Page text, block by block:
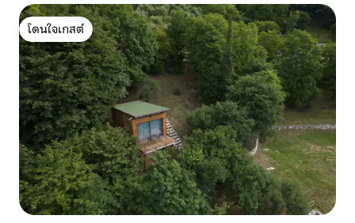
รวมเด็กอายุต่ำกว่า 14 ปี
โดนใจเกสต์
โดนใจเกสต์